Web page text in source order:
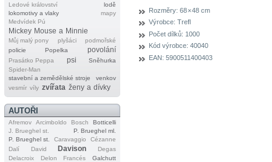
Ledové království
lodě
lokomotivy a vlaky
mapy
Medvídek Pú
Mickey Mouse a Minnie
Můj malý pony plyšáci
podmořské
policie
Popelka povolání
Prasátko Peppa psi
Sněhurka
Spider‐Man
stavební a zemědělské stroje
venkov
vesmír víly zvířata ženy a dívky
AUTOŘI
Afremov Arcimboldo Bosch
Botticelli
J. Brueghel st.
P. Brueghel ml.
P. Brueghel st.
Caravaggio
Cézanne
Dalí
David Davison
Degas
Delacroix
Delon Francés
Galchutt
Rozměry: 68 × 48 cm
Výrobce: Trefl
Počet dílků: 1000
Kód výrobce: 40040
EAN: 5900511400403